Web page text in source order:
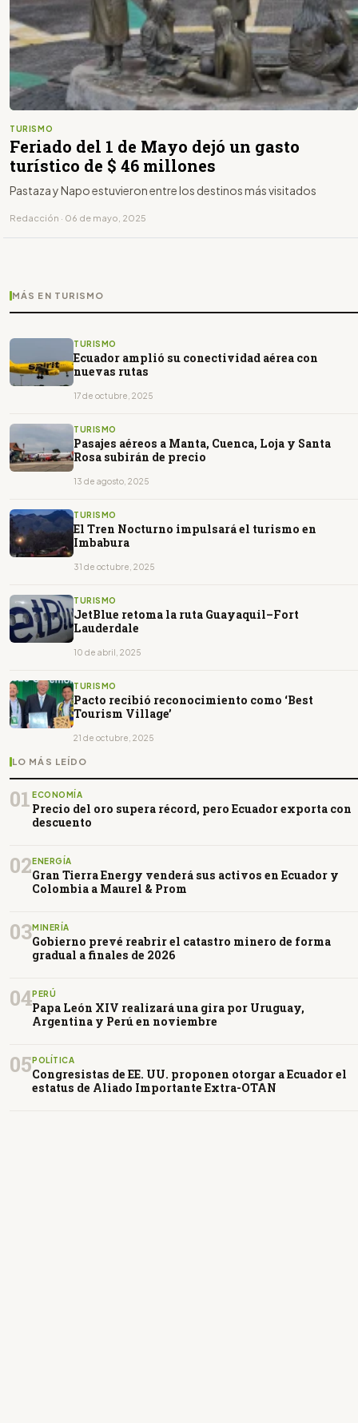
TURISMO
Feriado del 1 de Mayo dejó un gasto
turístico de $ 46 millones
Pastaza y Napo estuvieron entre los destinos más visitados
Redacción · 06 de mayo, 2025
MÁS EN TURISMO
TURISMO
Ecuador amplió su conectividad aérea con
nuevas rutas
17 de octubre, 2025
TURISMO
Pasajes aéreos a Manta, Cuenca, Loja y Santa
Rosa subirán de precio
13 de agosto, 2025
TURISMO
El Tren Nocturno impulsará el turismo en
Imbabura
31 de octubre, 2025
TURISMO
JetBlue retoma la ruta Guayaquil–Fort
Lauderdale
10 de abril, 2025
TURISMO
Pacto recibió reconocimiento como ‘Best
Tourism Village’
21 de octubre, 2025
LO MÁS LEÍDO
01 ECONOMÍA
Precio del oro supera récord, pero Ecuador exporta con
descuento
02 ENERGÍA
Gran Tierra Energy venderá sus activos en Ecuador y
Colombia a Maurel & Prom
03MINERÍA
Gobierno prevé reabrir el catastro minero de forma
gradual a finales de 2026
04PERÚ
Papa León XIV realizará una gira por Uruguay,
Argentina y Perú en noviembre
05 POLÍTICA
Congresistas de EE. UU. proponen otorgar a Ecuador el
estatus de Aliado Importante Extra-OTAN